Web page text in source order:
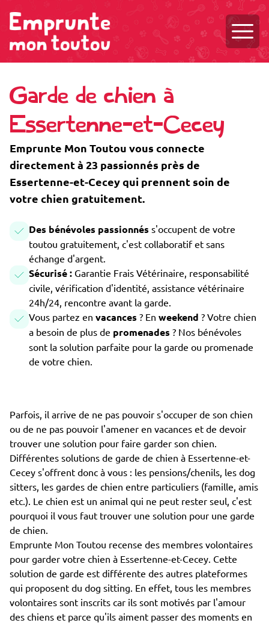
Garde de chien à
Essertenne-et-Cecey
Emprunte Mon Toutou vous connecte
directement à 23 passionnés près de
Essertenne-et-Cecey qui prennent soin de
votre chien gratuitement.
Des bénévoles passionnés s'occupent de votre
toutou gratuitement, c'est collaboratif et sans
échange d'argent.
Sécurisé : Garantie Frais Vétérinaire, responsabilité
civile, vérification d'identité, assistance vétérinaire
24h/24, rencontre avant la garde.
Vous partez en vacances ? En weekend ? Votre chien
a besoin de plus de promenades ? Nos bénévoles
sont la solution parfaite pour la garde ou promenade
de votre chien.
Parfois, il arrive de ne pas pouvoir s'occuper de son chien
ou de ne pas pouvoir l'amener en vacances et de devoir
trouver une solution pour faire garder son chien.
Différentes solutions de garde de chien à Essertenne-et-
Cecey s'offrent donc à vous : les pensions/chenils, les dog
sitters, les gardes de chien entre particuliers (famille, amis
etc.). Le chien est un animal qui ne peut rester seul, c'est
pourquoi il vous faut trouver une solution pour une garde
de chien.
Emprunte Mon Toutou recense des membres volontaires
pour garder votre chien à Essertenne-et-Cecey. Cette
solution de garde est différente des autres plateformes
qui proposent du dog sitting. En effet, tous les membres
volontaires sont inscrits car ils sont motivés par l'amour
des chiens et parce qu'ils aiment passer des moments en